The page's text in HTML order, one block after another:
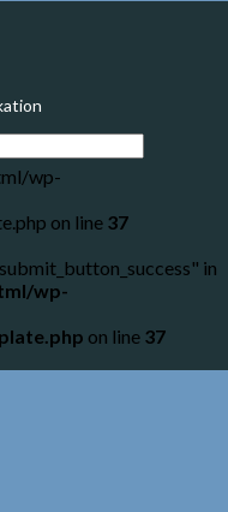
wp-
on line 37
in
wp-
on line 37